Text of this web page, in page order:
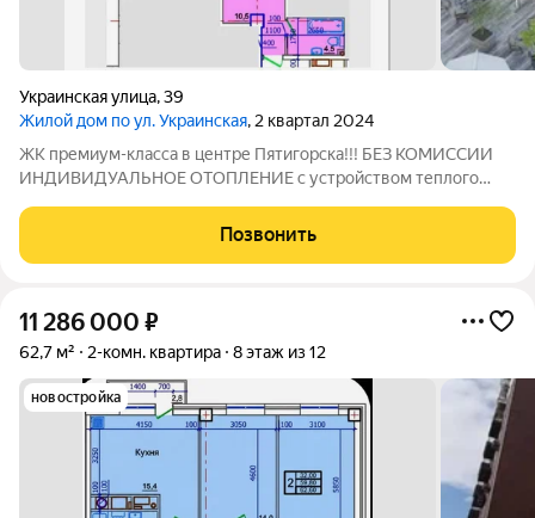
Украинская улица,39
Жилой дом по ул. Украинская, 2 квартал 2024
ЖК премиум-класса в центре Пятигорска!!! БЕЗ КОМИССИИ
ИНДИВИДУАЛЬНОЕ ОТОПЛЕНИЕ с устройством теплого
итальянскими котлами "Baxi" Закрытая охраняемая территория
! Видеонаблюдение по периметру во
Позвонить
11 286 000 ₽
62,7 м² 2-комн. квартира 8 этаж из 12
новостройка